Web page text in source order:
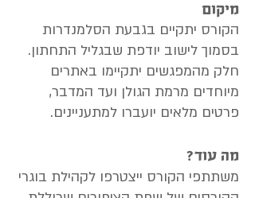
מיקום
הקורס יתקיים בגבעת הסלמנדרות
בסמוך לישוב יודפת שבגליל התחתון.
חלק מהמפגשים יתקיימו באתרים
מיוחדים מרמת הגולן ועד המדבר​,
פרטים מלאים יועברו למתעניינים.
מה עוד?
משתתפי הקורס ייצטרפו לקהילת בוגרי